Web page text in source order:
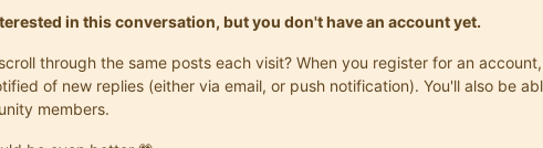
in this conversation, but you don't have an account yet.
through the same posts each visit? When you register for an
of new replies (either via email, or push notification). You'll also be
members.